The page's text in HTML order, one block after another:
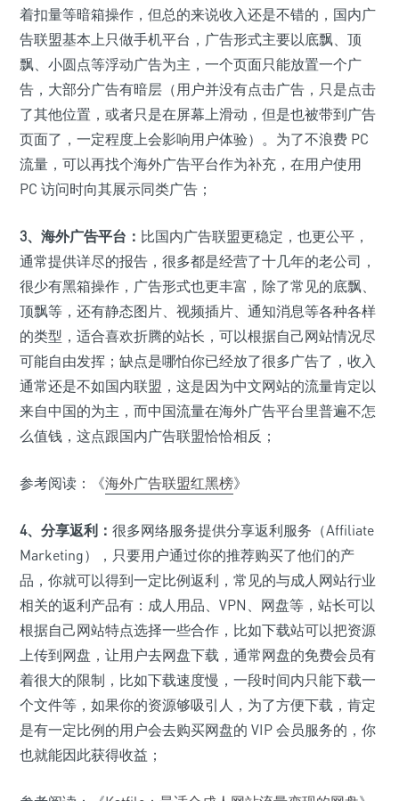
着扣量等暗箱操作，但总的来说收入还是不错的，国内广
告联盟基本上只做手机平台，广告形式主要以底飘、顶
飘、小圆点等浮动广告为主，一个页面只能放置一个广
告，大部分广告有暗层（用户并没有点击广告，只是点击
了其他位置，或者只是在屏幕上滑动，但是也被带到广告
页面了，一定程度上会影响用户体验）。为了不浪费 PC
流量，可以再找个海外广告平台作为补充，在用户使用
PC 访问时向其展示同类广告；
3、海外广告平台： 比国内广告联盟更稳定，也更公平，
通常提供详尽的报告，很多都是经营了十几年的老公司，
很少有黑箱操作，广告形式也更丰富，除了常见的底飘、
顶飘等，还有静态图片、视频插片、通知消息等各种各样
的类型，适合喜欢折腾的站长，可以根据自己网站情况尽
可能自由发挥；缺点是哪怕你已经放了很多广告了，收入
通常还是不如国内联盟，这是因为中文网站的流量肯定以
来自中国的为主，而中国流量在海外广告平台里普遍不怎
么值钱，这点跟国内广告联盟恰恰相反；
参考阅读：《海外广告联盟红黑榜》
4、分享返利： 很多网络服务提供分享返利服务（Affiliate
Marketing），只要用户通过你的推荐购买了他们的产
品，你就可以得到一定比例返利，常见的与成人网站行业
相关的返利产品有：成人用品、VPN、网盘等，站长可以
根据自己网站特点选择一些合作，比如下载站可以把资源
上传到网盘，让用户去网盘下载，通常网盘的免费会员有
着很大的限制，比如下载速度慢，一段时间内只能下载一
个文件等，如果你的资源够吸引人，为了方便下载，肯定
是有一定比例的用户会去购买网盘的 VIP 会员服务的，你
也就能因此获得收益；